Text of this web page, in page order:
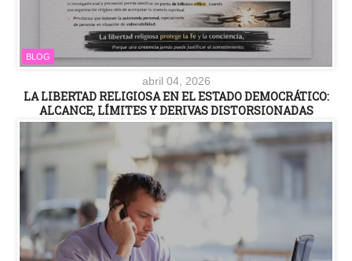
BLOG
abril 04, 2026
LA LIBERTAD RELIGIOSA EN EL ESTADO DEMOCRÁTICO:
ALCANCE, LÍMITES Y DERIVAS DISTORSIONADAS